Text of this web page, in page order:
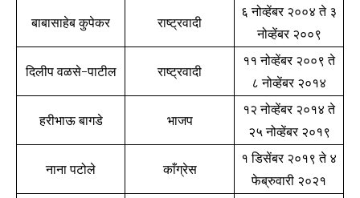
बाबासाहेब कुपेकर राष्ट्रवादी
६ नोव्हेंबर २००४ ते ३
नोव्हेंबर २००९
दिलीप वळसे-पाटील राष्ट्रवादी
११ नोव्हेंबर २००९ ते
८ नोव्हेंबर २०१४
हरीभाऊ बागडे भाजप
१२ नोव्हेंबर २०१४ ते
२५ नोव्हेंबर २०१९
नाना पटोले काँग्रेस
१ डिसेंबर २०१९ ते ४
फेब्रुवारी २०२१